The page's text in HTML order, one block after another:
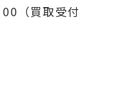
（買取受付